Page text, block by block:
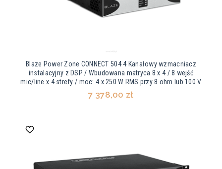
Blaze Power Zone CONNECT 504 4 Kanałowy wzmacniacz
instalacyjny z DSP / Wbudowana matryca 8 x 4 / 8 wejść
mic/line x 4 strefy / moc: 4 x 250 W RMS przy 8 ohm lub 100 V
7 378,00 zł